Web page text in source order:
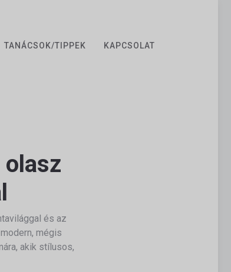
TANÁCSOK/TIPPEK KAPCSOLAT
és az
mégis
akik stílusos,